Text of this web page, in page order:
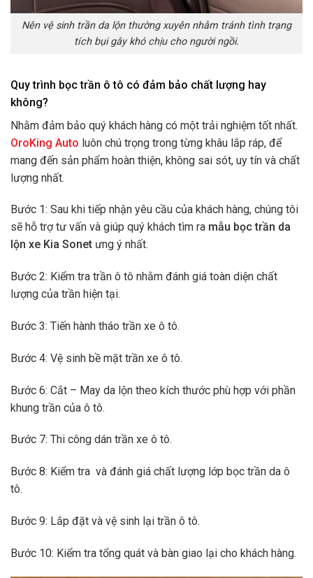
Nên vệ sinh trần da lộn thường xuyên nhằm tránh tình trạng
tích bụi gây khó chịu cho người ngồi.
Quy trình bọc trần ô tô có đảm bảo chất lượng hay
không?
Nhằm đảm bảo quý khách hàng có một trải nghiệm tốt nhất.
OroKing Auto luôn chú trọng trong từng khâu lắp ráp, để
mang đến sản phẩm hoàn thiện, không sai sót, uy tín và chất
lượng nhất.
Bước 1: Sau khi tiếp nhận yêu cầu của khách hàng, chúng tôi
sẽ hỗ trợ tư vấn và giúp quý khách tìm ra mẫu bọc trần da
lộn xe Kia Sonet ưng ý nhất.
Bước 2: Kiểm tra trần ô tô nhằm đánh giá toàn diện chất
lượng của trần hiện tại.
Bước 3: Tiến hành tháo trần xe ô tô.
Bước 4: Vệ sinh bề mặt trần xe ô tô.
Bước 6: Cắt – May da lộn theo kích thước phù hợp với phần
khung trần của ô tô.
Bước 7: Thi công dán trần xe ô tô.
Bước 8: Kiểm tra và đánh giá chất lượng lớp bọc trần da ô
tô.
Bước 9: Lắp đặt và vệ sinh lại trần ô tô.
Bước 10: Kiểm tra tổng quát và bàn giao lại cho khách hàng.